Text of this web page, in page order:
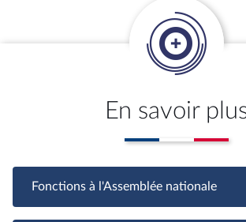
En savoir
Fonctions à l'Assemblée nationale
Fonctions à l'Assemblée